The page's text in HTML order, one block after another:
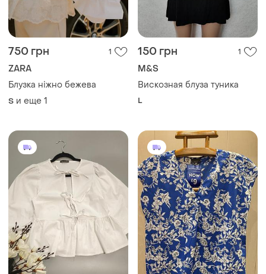
750 грн 1
ZARA
Блузка ніжно бежева
S и еще 1
150 грн 1
M&S
Вискозная блуза туника
L